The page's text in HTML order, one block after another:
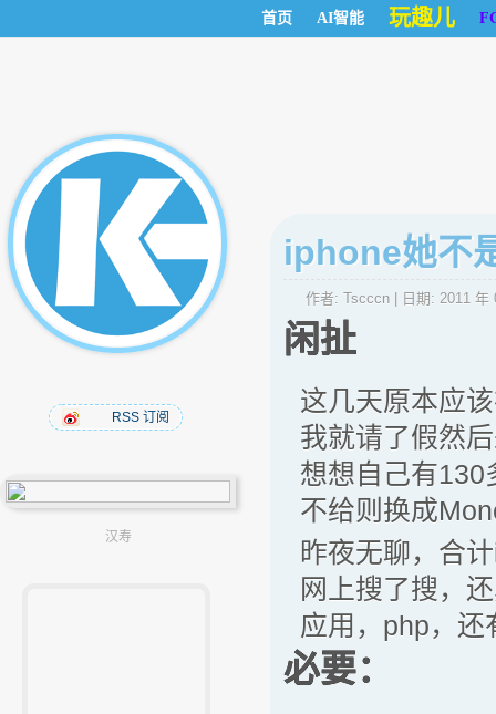
首页 AI智能 玩趣儿
RSS 订阅
汉寿
iphone她不
作者: Tscccn | 日期: 2011 年
闲扯
这几天原本应
我就请了假然
想想自己有130
不给则换成
昨夜无聊，合
网上搜了搜，
应用，php，
必要：